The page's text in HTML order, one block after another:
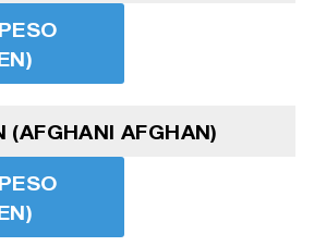
(AFGHANI AFGHAN)